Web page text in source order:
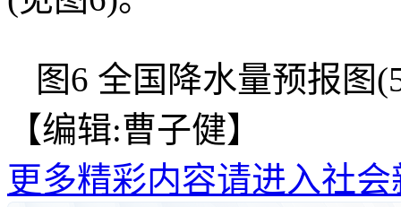
图6 全国降水量预报图
【编辑:曹子健】
更多精彩内容请进入社会